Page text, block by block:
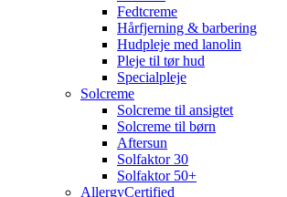
Fedtcreme
Hårfjerning & barbering
Hudpleje med lanolin
Pleje til tør hud
Specialpleje
Solcreme
Solcreme til ansigtet
Solcreme til børn
Aftersun
Solfaktor 30
Solfaktor 50+
AllergyCertified